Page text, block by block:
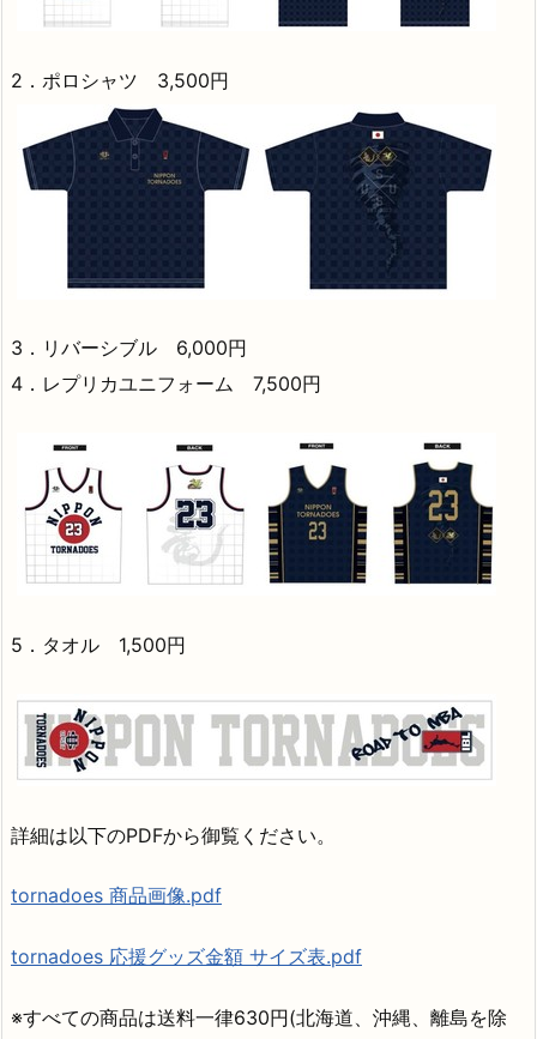
2．ポロシャツ 3,500円
3．リバーシブル 6,000円
4．レプリカユニフォーム 7,500円
5．タオル 1,500円
詳細は以下のPDFから御覧ください。
tornadoes 商品画像.pdf
tornadoes 応援グッズ金額 サイズ表.pdf
※すべての商品は送料一律630円(北海道、沖縄、離島を除